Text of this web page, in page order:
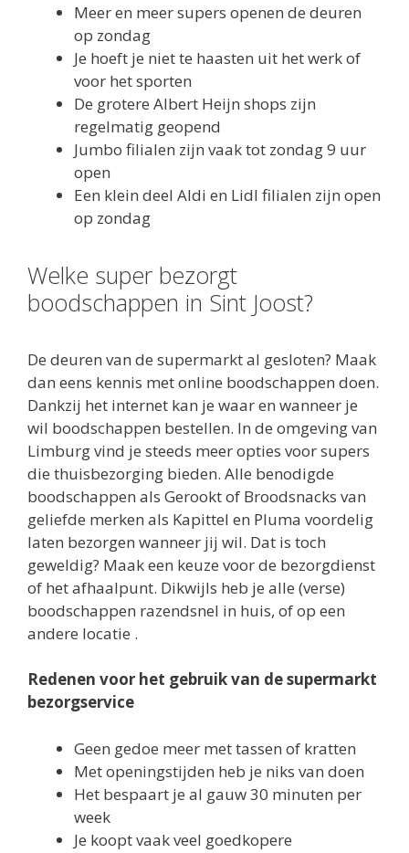
Meer en meer supers openen de deuren
op zondag
Je hoeft je niet te haasten uit het werk of
voor het sporten
De grotere Albert Heijn shops zijn
regelmatig geopend
Jumbo filialen zijn vaak tot zondag 9 uur
open
Een klein deel Aldi en Lidl filialen zijn open
op zondag
Welke super bezorgt
boodschappen in Sint Joost?
De deuren van de supermarkt al gesloten? Maak
dan eens kennis met online boodschappen doen.
Dankzij het internet kan je waar en wanneer je
wil boodschappen bestellen. In de omgeving van
Limburg vind je steeds meer opties voor supers
die thuisbezorging bieden. Alle benodigde
boodschappen als Gerookt of Broodsnacks van
geliefde merken als Kapittel en Pluma voordelig
laten bezorgen wanneer jij wil. Dat is toch
geweldig? Maak een keuze voor de bezorgdienst
of het afhaalpunt. Dikwijls heb je alle (verse)
boodschappen razendsnel in huis, of op een
andere locatie .
Redenen voor het gebruik van de supermarkt
bezorgservice
Geen gedoe meer met tassen of kratten
Met openingstijden heb je niks van doen
Het bespaart je al gauw 30 minuten per
week
Je koopt vaak veel goedkopere